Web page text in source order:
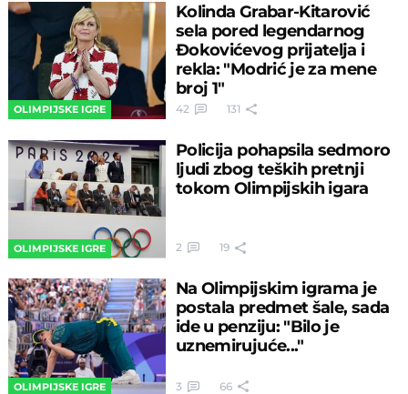
OLIMPIJSKE IGRE
Kolinda Grabar-Kitarović
sela pored legendarnog
Đokovićevog prijatelja i
rekla: "Modrić je za mene
broj 1"
42 131
OLIMPIJSKE IGRE
Policija pohapsila sedmoro
ljudi zbog teških pretnji
tokom Olimpijskih igara
2 19
OLIMPIJSKE IGRE
Na Olimpijskim igrama je
postala predmet šale, sada
ide u penziju: "Bilo je
uznemirujuće..."
3 66